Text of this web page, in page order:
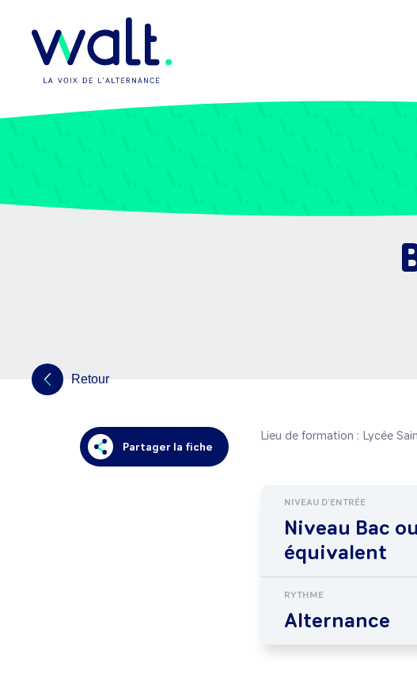
Retour
Partager la fiche
Lieu de formation : Lycée
NIVEAU D'ENTRÉE
Niveau Bac ou
équivalent
RYTHME
Alternance